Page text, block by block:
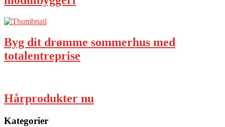
Byg dit drømme sommerhus med
totalentreprise
Hårprodukter nu
Kategorier